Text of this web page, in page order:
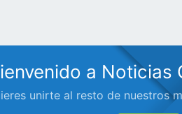
a Noticias
unirte al resto de nuestros